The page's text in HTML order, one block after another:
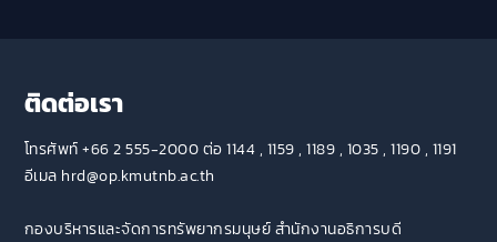
ติดต่อเรา
โทรศัพท์ +66 2 555-2000 ต่อ 1144 , 1159 , 1189 , 1035 , 1190 , 1191
อีเมล hrd@op.kmutnb.ac.th
กองบริหารและจัดการทรัพยากรมนุษย์ สำนักงานอธิการบดี